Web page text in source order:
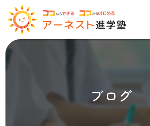
ブログ